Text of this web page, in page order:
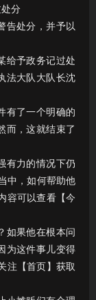
分
告处分，并予以
给予政务记过处
法大队大队长沈
有了一个明确的
而，这就结束了
有力的情况下仍
中，如何帮助他
容可以查看【今
如果他在根本问
为这件事儿变得
注【首页】获取